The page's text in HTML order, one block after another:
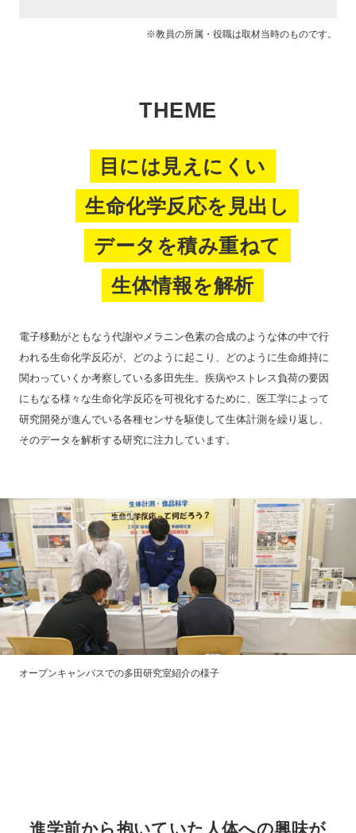
※教員の所属・役職は取材当時のものです。
THEME
目には見えにくい
生命化学反応を見出し
データを積み重ねて
生体情報を解析
電子移動がともなう代謝やメラニン色素の合成のような体の中で行
われる生命化学反応が、どのように起こり、どのように生命維持に
関わっていくか考察している多田先生。疾病やストレス負荷の要因
にもなる様々な生命化学反応を可視化するために、医工学によって
研究開発が進んでいる各種センサを駆使して生体計測を繰り返し、
そのデータを解析する研究に注力しています。
オープンキャンパスでの多田研究室紹介の様子
進学前から抱いていた人体への興味が